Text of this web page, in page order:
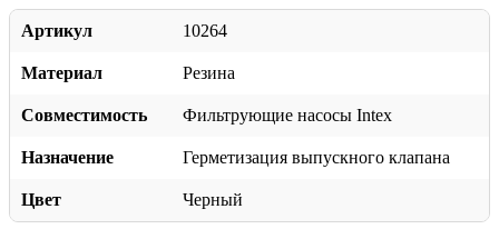
Артикул 10264
Материал Резина
Совместимость Фильтрующие насосы Intex
Назначение Герметизация выпускного клапана
Цвет Черный